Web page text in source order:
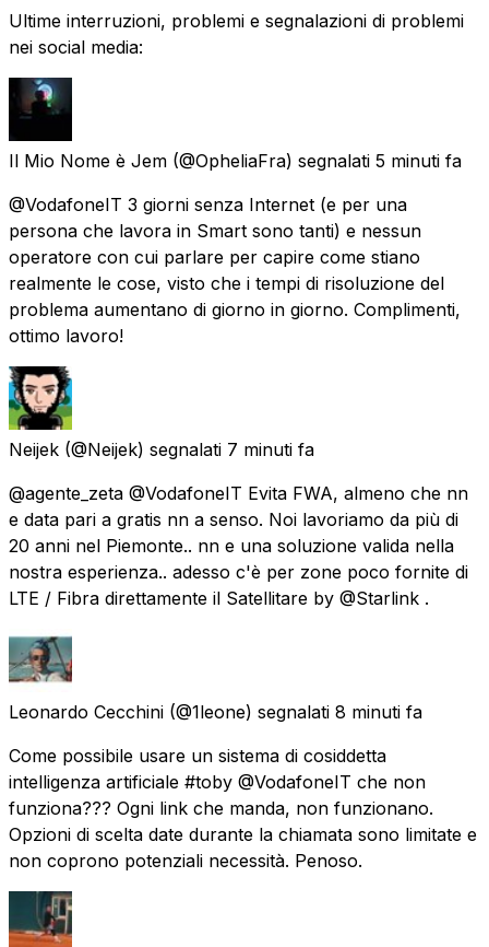
Ultime interruzioni, problemi e segnalazioni di problemi
nei social media:
Il Mio Nome è Jem (@OpheliaFra) segnalati 5 minuti fa
@VodafoneIT 3 giorni senza Internet (e per una
persona che lavora in Smart sono tanti) e nessun
operatore con cui parlare per capire come stiano
realmente le cose, visto che i tempi di risoluzione del
problema aumentano di giorno in giorno. Complimenti,
ottimo lavoro!
Neijek (@Neijek) segnalati 7 minuti fa
@agente_zeta @VodafoneIT Evita FWA, almeno che nn
e data pari a gratis nn a senso. Noi lavoriamo da più di
20 anni nel Piemonte.. nn e una soluzione valida nella
nostra esperienza.. adesso c'è per zone poco fornite di
LTE / Fibra direttamente il Satellitare by @Starlink .
Leonardo Cecchini (@1leone) segnalati 8 minuti fa
Come possibile usare un sistema di cosiddetta
intelligenza artificiale #toby @VodafoneIT che non
funziona??? Ogni link che manda, non funzionano.
Opzioni di scelta date durante la chiamata sono limitate e
non coprono potenziali necessità. Penoso.